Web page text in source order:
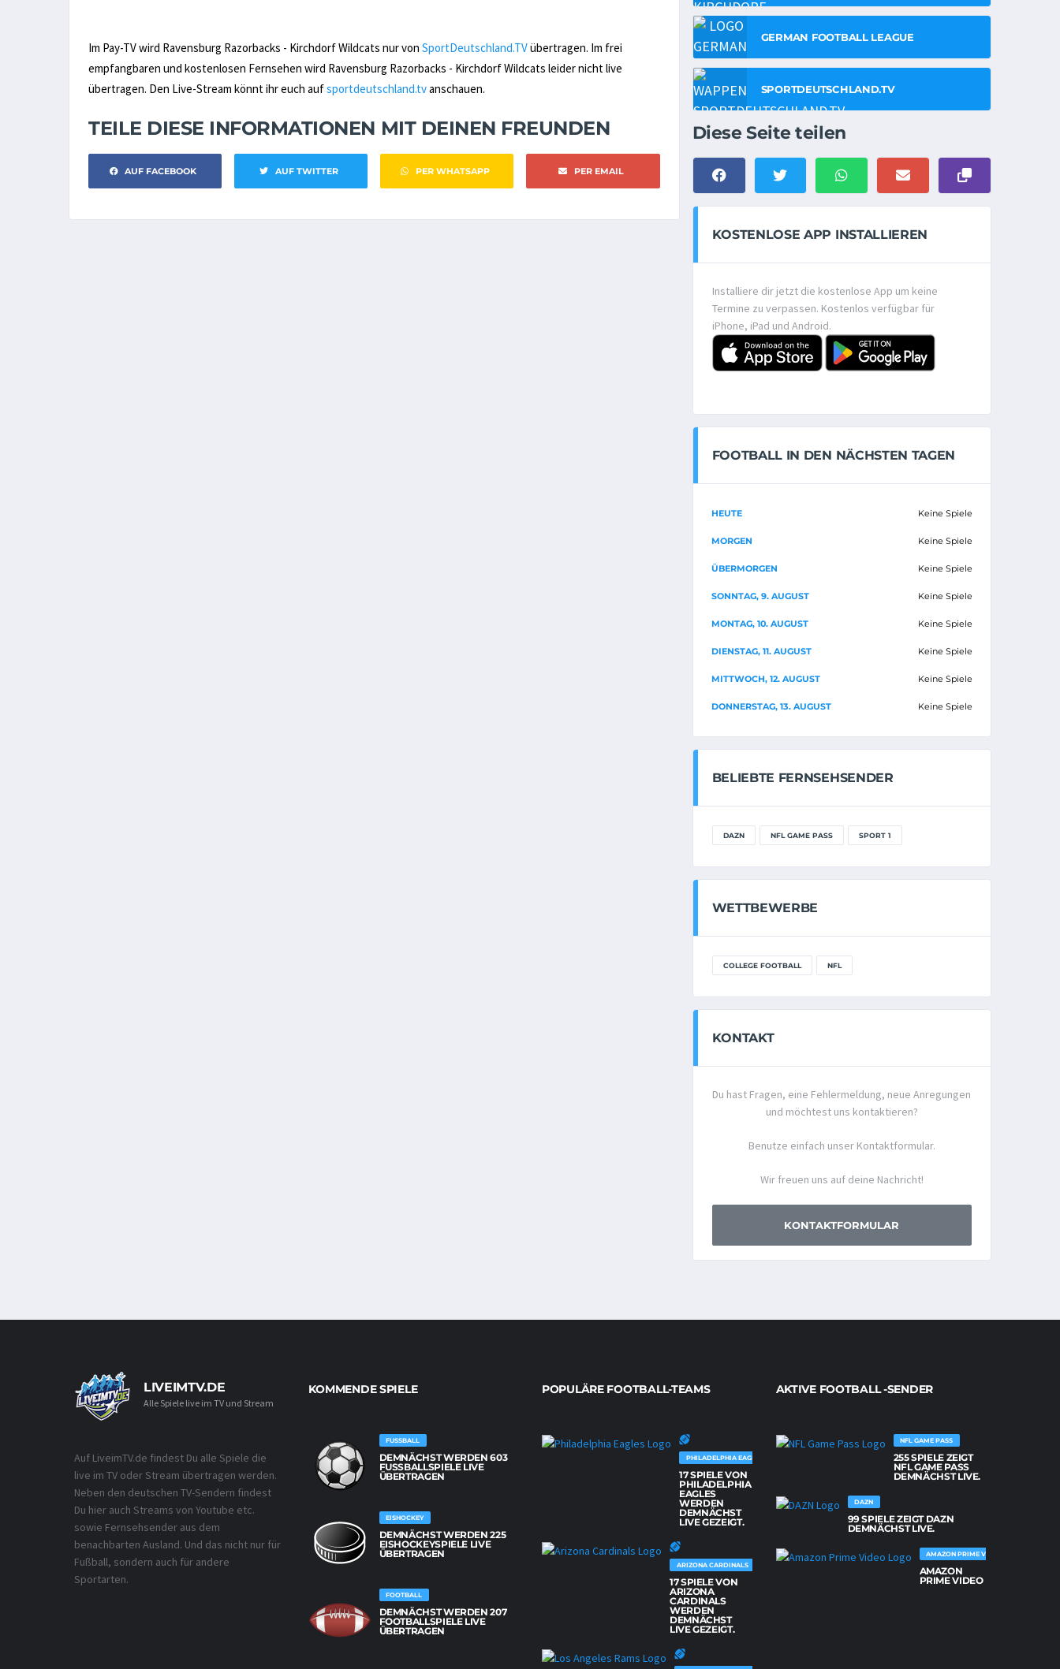
Im Pay-TV wird Ravensburg Razorbacks - Kirchdorf Wildcats nur von SportDeutschland.TVübertragen. Im frei
empfangbaren und kostenlosen Fernsehen wird Ravensburg Razorbacks - Kirchdorf Wildcats leider nicht live
übertragen. Den Live-Stream könnt ihr euch aufsportdeutschland.tvanschauen.
TEILE DIESE INFORMATIONEN MIT DEINEN FREUNDEN
AUF FACEBOOK AUF TWITTER PER WHATSAPP PER EMAIL
GERMAN FOOTBALL LEAGUE
SPORTDEUTSCHLAND.TV
Diese Seite teilen
KOSTENLOSE APP INSTALLIEREN
Installiere dir jetzt die kostenlose App um keine
Termine zu verpassen. Kostenlos verfügbar für
iPhone, iPad und Android.
FOOTBALL IN DEN NÄCHSTEN TAGEN
HEUTE Keine Spiele
MORGEN Keine Spiele
ÜBERMORGEN Keine Spiele
SONNTAG, 9. AUGUST Keine Spiele
MONTAG, 10. AUGUST Keine Spiele
DIENSTAG, 11. AUGUST Keine Spiele
MITTWOCH, 12. AUGUST Keine Spiele
DONNERSTAG, 13. AUGUST Keine Spiele
BELIEBTE FERNSEHSENDER
DAZN NFL GAME PASS SPORT 1
WETTBEWERBE
COLLEGE FOOTBALL NFL
KONTAKT
Du hast Fragen, eine Fehlermeldung, neue Anregungen
und möchtest uns kontaktieren?
Benutze einfach unser Kontaktformular.
Wir freuen uns auf deine Nachricht!
KONTAKTFORMULAR
LIVEIMTV.DE
Alle Spiele live im TV und Stream
Auf LiveimTV.de findest Du alle Spiele die
live im TV oder Stream übertragen werden.
Neben den deutschen TV-Sendern findest
Du hier auch Streams von Youtube etc.
sowie Fernsehsender aus dem
benachbarten Ausland. Und das nicht nur für
Fußball, sondern auch für andere
Sportarten.
KOMMENDE SPIELE
FUSSBALL
DEMNÄCHST WERDEN 603
FUSSBALLSPIELE LIVE Ü
BERTRAGEN
EISHOCKEY
DEMNÄCHST WERDEN 225
EISHOCKEYSPIELE LIVE
ÜBERTRAGEN
FOOTBALL
DEMNÄCHST WERDEN 207
FOOTBALLSPIELE LIVE
ÜBERTRAGEN
POPULÄRE FOOTBALL-TEAMS
PHILADELPHIA EAGLES
17 SPIELE VON
PHILADELPHIA
EAGLES
WERDEN
DEMNÄCHST
LIVE GEZEIGT.
ARIZONA CARDINALS
17 SPIELE VON
ARIZONA
CARDINALS
WERDEN
DEMNÄCHST
LIVE GEZEIGT.
AKTIVE FOOTBALL -SENDER
NFL GAME PASS
255 SPIELE ZEIGT
NFL GAME PASS
DEMNÄCHST LIVE.
DAZN
99 SPIELE ZEIGT DAZN
DEMNÄCHST LIVE.
AMAZON PRIME VIDEO
AMAZON
PRIME VIDEO